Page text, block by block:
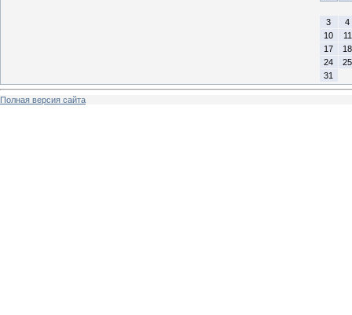
3
4
10
11
17
18
24
25
31
Полная версия сайта